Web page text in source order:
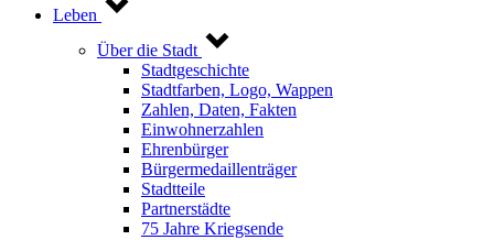
Leben
Über die Stadt
Stadtgeschichte
Stadtfarben, Logo, Wappen
Zahlen, Daten, Fakten
Einwohnerzahlen
Ehrenbürger
Bürgermedaillenträger
Stadtteile
Partnerstädte
75 Jahre Kriegsende